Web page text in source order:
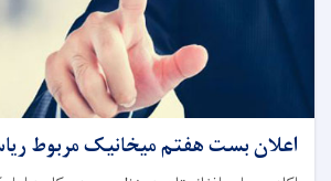
اعلان بست هفتم میخانیک مربوط